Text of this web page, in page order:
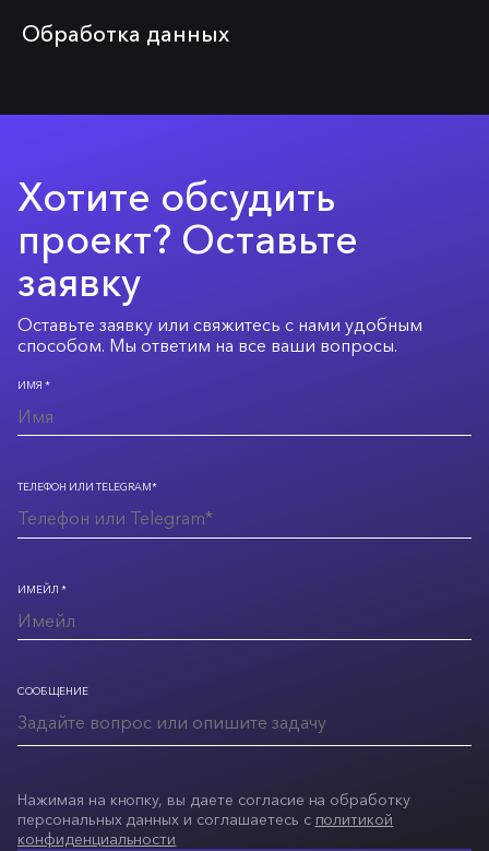
Обработка данных
Хотите обсудить
проект? Оставьте
заявку
Оставьте заявку или свяжитесь с нами удобным
способом. Мы ответим на все ваши вопросы.
ИМЯ *
ТЕЛЕФОН ИЛИ TELEGRAM*
ИМЕЙЛ *
СООБЩЕНИЕ
Нажимая на кнопку, вы даете согласие на обработку
персональных данных и соглашаетесь с политикой
конфиденциальности